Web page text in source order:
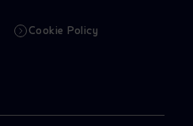
Cookie Policy